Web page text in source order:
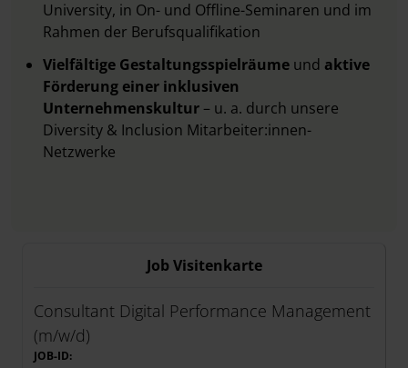
University, in On- und Offline-Seminaren und im
Rahmen der Berufsqualifikation
Vielfältige Gestaltungsspielräume und aktive
Förderung einer inklusiven
Unternehmenskultur – u. a. durch unsere
Diversity & Inclusion Mitarbeiter:innen-
Netzwerke
Job Visitenkarte
Consultant Digital Performance Management
(m/w/d)
JOB-ID: